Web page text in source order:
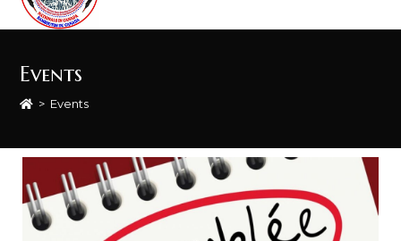
Events
> Events